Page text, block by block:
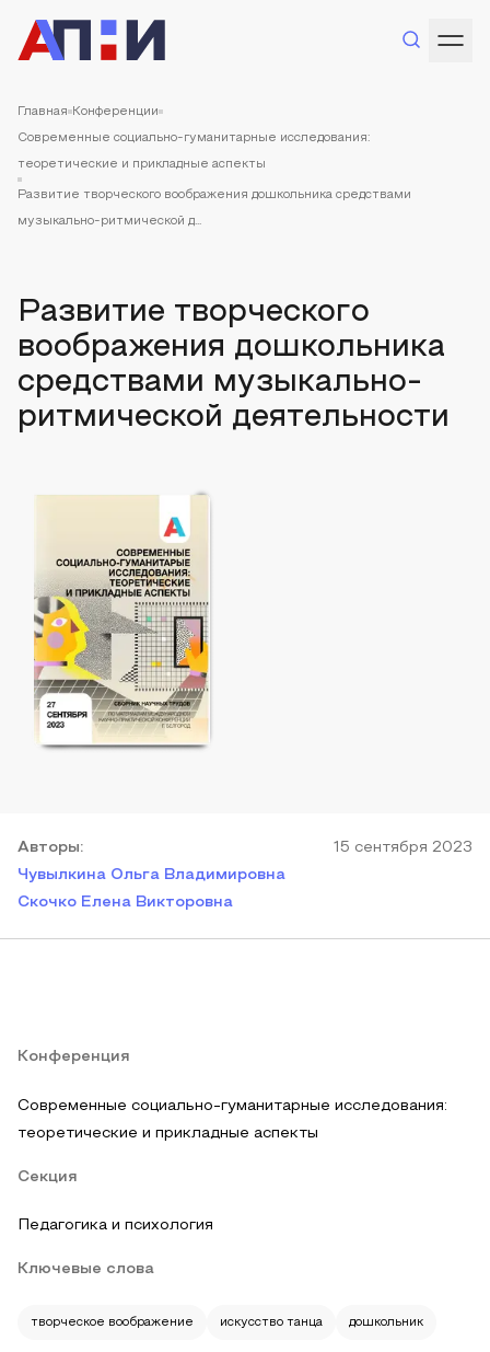
Главная Конференции
Современные социально-гуманитарные исследования:
теоретические и прикладные аспекты
Развитие творческого воображения дошкольника средствами
музыкально-ритмической д...
Развитие творческого
воображения дошкольника
средствами музыкально-
ритмической деятельности
Авторы:
Чувылкина Ольга Владимировна
Скочко Елена Викторовна
15 сентября 2023
Конференция
Современные социально-гуманитарные исследования:
теоретические и прикладные аспекты
Секция
Педагогика и психология
Ключевые слова
творческое воображение искусство танца дошкольник